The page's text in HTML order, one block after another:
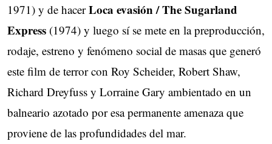
1971) y de hacerLoca evasión / The Sugarland
Express (1974) y luego sí se mete en la preproducción,
rodaje, estreno y fenómeno social de masas que generó
este film de terror con Roy Scheider, Robert Shaw,
Richard Dreyfuss y Lorraine Gary ambientado en un
balneario azotado por esa permanente amenaza que
proviene de las profundidades del mar.